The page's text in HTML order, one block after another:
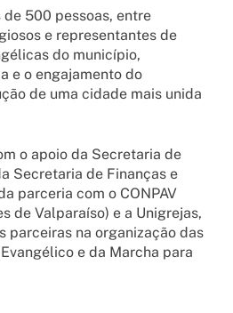
de 500 pessoas, entre
e representantes de
do município,
e o engajamento do
de uma cidade mais unida
o apoio da Secretaria de
Secretaria de Finanças e
parceria com o CONPAV
de Valparaíso) e a Unigrejas,
parceiras na organização das
e da Marcha para